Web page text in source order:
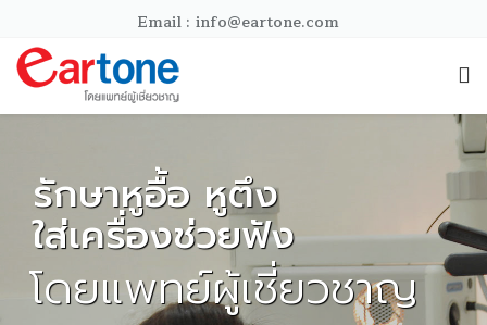
Email : info@eartone.com
รักษาหูอื้อ หูตึง
ใส่เครื่องช่วยฟัง
โดยแพทย์ผู้เชี่ยวชาญ
หลากหลายทางเลือก
เครื่องที่ช่วยให้คุณ
ฟังชัดเจนขึ้น